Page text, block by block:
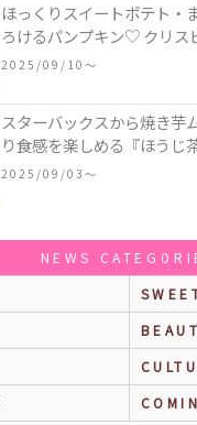
ほっくりスイートポテト・
ろけるパンプキン♡ クリス
ツに“いも”“栗“”かぼちゃ“
2025/09/10〜
スターバックスから焼き芋
り食感を楽しめる『ほうじ
ィー ラテ』が新発売！大
2025/09/03〜
NEWS